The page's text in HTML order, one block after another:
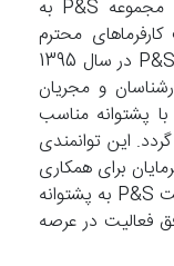
مسکونی و تجاری آغاز به فعالیت کرد. مجموعه P&S به
محترم
مبنی بر اجرای طراحی ها توسط مجموعه P&S در سال 1395
و مجریان
پشتوانه مناسب
این توانمندی
برای همکاری
با شرکت P&S شده است. هم اکنون شرکت P&S به پشتوانه
فعالیت در عرصه